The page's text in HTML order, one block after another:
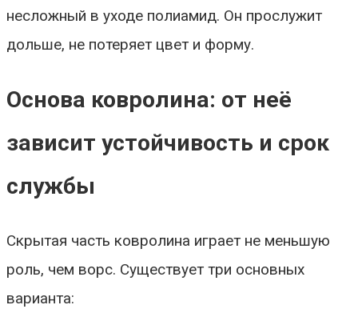
несложный в уходе полиамид. Он прослужит
дольше, не потеряет цвет и форму.
Основа ковролина: от неё
зависит устойчивость и срок
службы
Скрытая часть ковролина играет не меньшую
роль, чем ворс. Существует три основных
варианта: